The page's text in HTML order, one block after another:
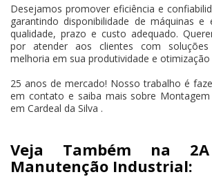
Desejamos promover eficiência e
garantindo disponibilidade de máquinas e
qualidade, prazo e custo adequado.
por atender aos clientes com soluções
melhoria em sua produtividade e
25 anos de mercado! Nosso trabalho é
em contato e saiba mais sobre Montagem
em Cardeal da Silva .
Veja Também na
Manutenção Industrial: